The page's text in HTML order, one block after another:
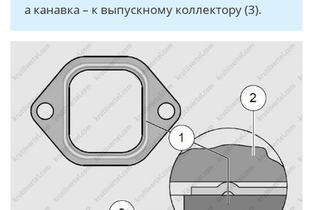
а канавка – к выпускному коллектору (3).